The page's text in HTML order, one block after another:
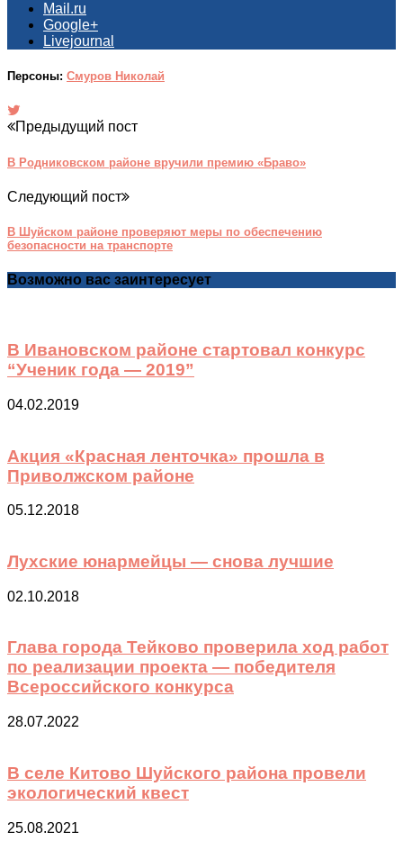
Mail.ru
Google+
Livejournal
Персоны: Смуров Николай
Предыдущий пост
В Родниковском районе вручили премию «Браво»
Следующий пост
В Шуйском районе проверяют меры по обеспечению
безопасности на транспорте
Возможно вас заинтересует
В Ивановском районе стартовал конкурс
“Ученик года — 2019”
04.02.2019
Акция «Красная ленточка» прошла в
Приволжском районе
05.12.2018
Лухские юнармейцы — снова лучшие
02.10.2018
Глава города Тейково проверила ход работ
по реализации проекта — победителя
Всероссийского конкурса
28.07.2022
В селе Китово Шуйского района провели
экологический квест
25.08.2021